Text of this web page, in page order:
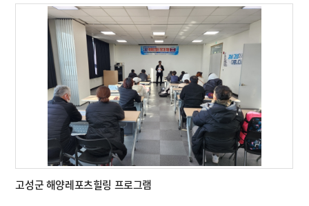
고성군 해양레포츠힐링 프로그램